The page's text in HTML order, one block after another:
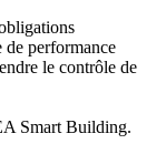
de performance
le contrôle de
Smart Building.